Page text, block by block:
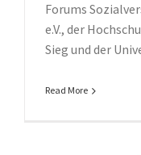
Forums
e.V., der
Sieg und der
Read More